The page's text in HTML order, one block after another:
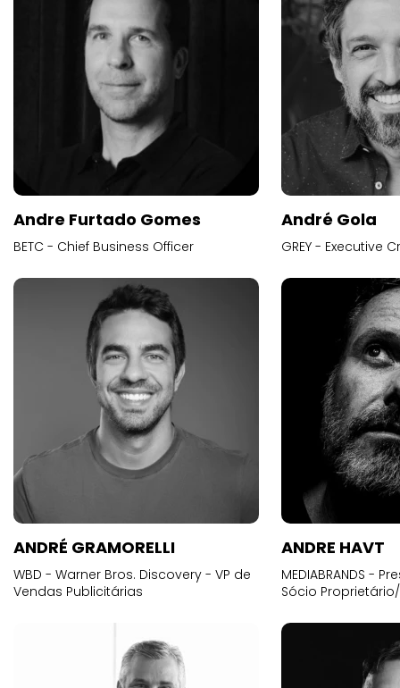
Andre Furtado Gomes
BETC - Chief Business Officer
André Gola
GREY - Executive
ANDRÉ GRAMORELLI
WBD - Warner Bros. Discovery - VP de
Vendas Publicitárias
ANDRE HAVT
MEDIABRANDS -
Sócio